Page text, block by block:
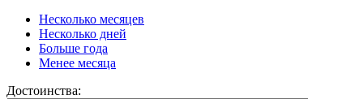
Несколько месяцев
Несколько дней
Больше года
Менее месяца
Достоинства: